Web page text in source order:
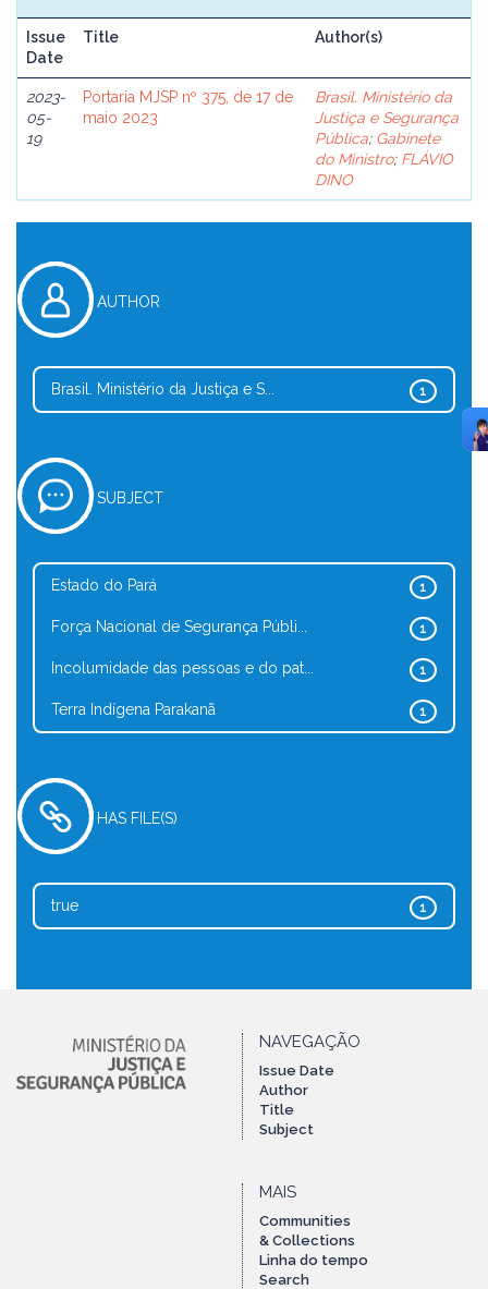
Issue
Date
Title Author(s)
2023-
05-
19
Portaria MJSP nº 375, de 17 de
maio 2023
Brasil. Ministério da
Justiça e Segurança
Pública; Gabinete
do Ministro; FLÁVIO
DINO
AUTHOR
1
Brasil. Ministério da Justiça e S...
SUBJECT
1
Estado do Pará
1
Força Nacional de Segurança Públi...
1
Incolumidade das pessoas e do pat...
1
Terra Indígena Parakanã
HAS FILE(S)
1
true
NAVEGAÇÃO
Issue Date
Author
Title
Subject
MAIS
Communities
& Collections
Linha do tempo
Search